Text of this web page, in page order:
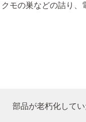
クモの巣などの詰り、
部品が老朽化して